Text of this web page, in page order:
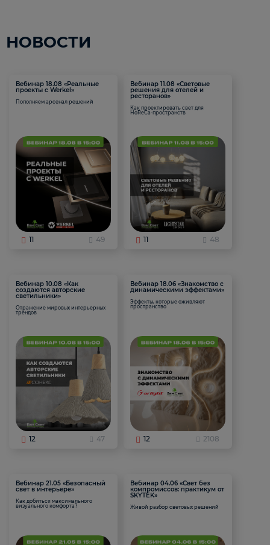
НОВОСТИ
Вебинар 18.08 «Реальные
проекты с Werkel»
Пополняем арсенал решений
11 49
Вебинар 11.08 «Световые
решения для отелей и
ресторанов»
Как проектировать свет для
HoReCa-пространств
11 48
Вебинар 10.08 «Как
создаются авторские
светильники»
Отражение мировых интерьерных
трендов
12 47
Вебинар 18.06 «Знакомство с
динамическими эффектами»
Эффекты, которые оживляют
пространство
12 2108
Вебинар 21.05 «Безопасный
свет в интерьере»
Как добиться максимального
визуального комфорта?
Вебинар 04.06 «Свет без
компромиссов: практикум от
SKYTEK»
Живой разбор световых решений